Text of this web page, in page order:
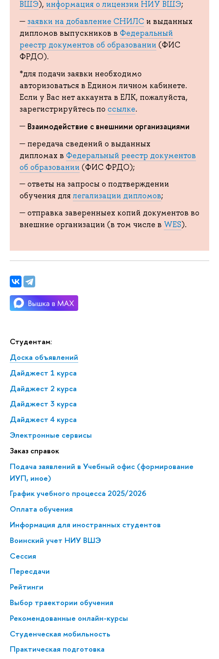
Студентам:
Доска объявлений
Дайджест 1 курса
Дайджест 2 курса
Дайджест 3 курса
Дайджест 4 курса
Электронные сервисы
Заказ справок
Подача заявлений в Учебный офис (формирование
ИУП, иное)
График учебного процесса 2025/2026
Оплата обучения
Информация для иностранных студентов
Воинский учет НИУ ВШЭ
Сессия
Пересдачи
Рейтинги
Выбор траектории обучения
Рекомендованные онлайн-курсы
Студенческая мобильность
Практическая подготовка
ВШЭ), информация о лицензии НИУ ВШЭ;
заявки на добавление СНИЛС и выданных
дипломов выпускников в Федеральный
реестр документов об образовании (ФИС
ФРДО).
*для подачи заявки необходимо
авторизоваться в Едином личном кабинете.
Если у Вас нет аккаунта в ЕЛК, пожалуйста,
зарегистрируйтесь по ссылке.
Взаимодействие с внешними организациями
передача сведений о выданных
дипломах в Федеральный реестр документов
об образовании (ФИС ФРДО);
ответы на запросы о подтверждении
обучения для легализации дипломов;
отправка заверенныех копий документов во
внешние организации (в том числе в WES).